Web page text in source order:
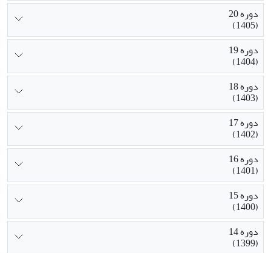
دوره 20
(1405)
دوره 19
(1404)
دوره 18
(1403)
دوره 17
(1402)
دوره 16
(1401)
دوره 15
(1400)
دوره 14
(1399)